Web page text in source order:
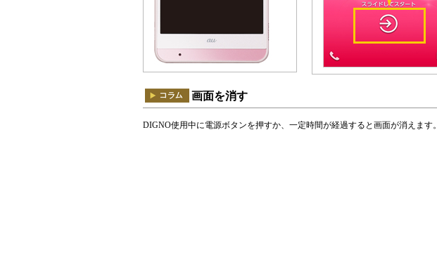
画面を消す
DIGNO使用中に電源ボタンを押すか、一定時間が経過すると画面が消えます。